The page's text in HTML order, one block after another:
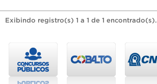
Exibindo registro(s) 1 a 1 de 1 encontrado(s).